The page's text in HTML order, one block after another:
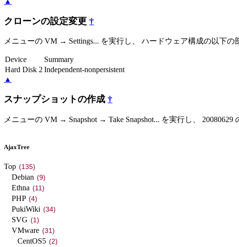
クローンの設定変更 †
メニューの VM → Settings... を実行し、 ハードウェア構成の以下の
Device
Summary
Hard Disk 2 Independent-nonpersistent
▲
スナップショットの作成 †
メニューの VM → Snapshot → Take Snapshot... を実行し、
AjaxTree
Top (135)
Debian (9)
Ethna (11)
PHP (4)
PukiWiki (34)
SVG (1)
VMware (31)
CentOS5 (2)